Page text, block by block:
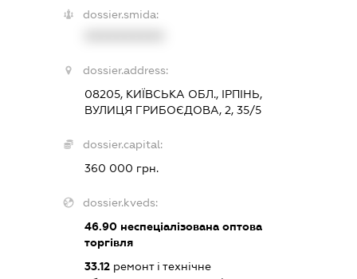
dossier.smida:
dossier.address:
08205, КИЇВСЬКА ОБЛ., ІРПІНЬ,
ВУЛИЦЯ ГРИБОЄДОВА, 2, 35/5
dossier.capital:
360 000 грн.
dossier.kveds:
46.90 неспеціалізована оптова
торгівля
33.12 ремонт і технічне